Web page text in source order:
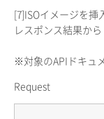
[7]ISOイメージを挿
レスポンス結果か
※対象のAPIドキュ
Request